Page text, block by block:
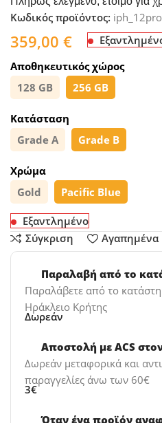
Κωδικός προϊόντος:
359,00€
Αποθηκευτικός χώρος
128 GB
256 GB
Κατάσταση
Grade A
Grade B
Χρώμα
Gold
Pacific Blue
Εξαντλημένο
Σύγκριση
Αγαπημένα
Παραλαβή από το
Παραλάβετε από το
Ηράκλειο Κρήτης
Δωρεάν
Αποστολή με ACS
Δωρεάν μεταφορικά και
παραγγελίες άνω των 60€
3€
Όταν ένα προϊόν